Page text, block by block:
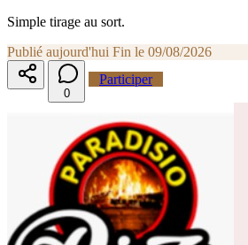
Simple tirage au sort.
Publié aujourd'hui Fin le 09/08/2026
0
Participer